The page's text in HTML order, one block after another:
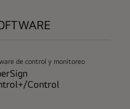
de control y monitoreo
Control